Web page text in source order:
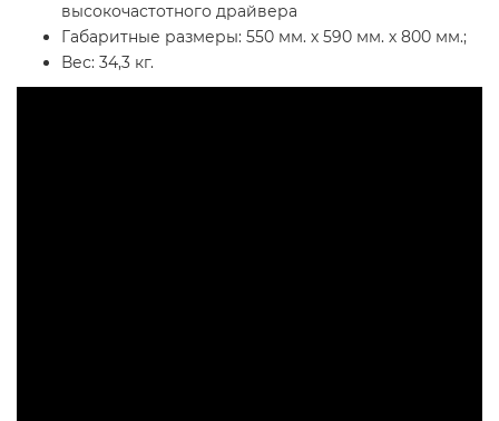
высокочастотного драйвера
Габаритные размеры: 550 мм. х 590 мм. х 800 мм.;
Вес: 34,3 кг.